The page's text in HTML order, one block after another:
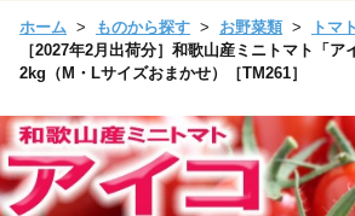
ホーム ものから探す お野菜類
トマト
［2027年2月出荷分］和歌山産ミニトマト「ア
2kg（M・Lサイズおまかせ）［TM261］